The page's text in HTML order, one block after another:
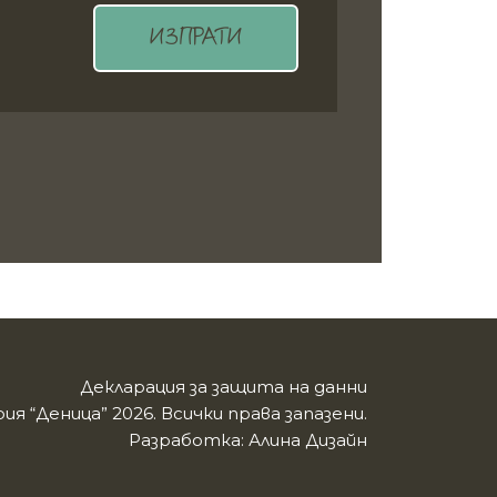
ИЗПРАТИ
Декларация за защита на данни
“Деница” 2026. Всички права запазени.
Разработка: Алина Дизайн